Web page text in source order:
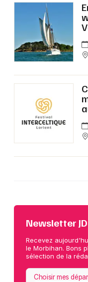
Newsletter
Recevez
le Morbihan. Bons
sélection de la
Choisir mes